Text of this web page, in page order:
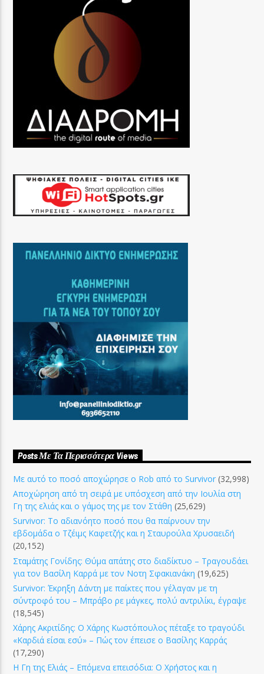
Posts Με Τα Περισσότερα Views
Με αυτό το ποσό αποχώρησε ο Rob από το Survivor (32,998)
Αποχώρηση από τη σειρά με υπόσχεση από την Ιουλία στη
Γη της ελιάς και ο γάμος της με τον Στάθη (25,629)
Survivor: Το αδιανόητο ποσό που θα παίρνουν την
εβδομάδα ο Τζέιμς Καφετζής και η Σταυρούλα Χρυσαειδή
(20,152)
Σταμάτης Γονίδης: Θύμα απάτης στο διαδίκτυο – Τραγουδάει
για τον Βασίλη Καρρά με τον Νοτη Σφακιανάκη (19,625)
Survivor: Έκρηξη Δάντη με παίκτες που γέλαγαν με τη
σύντροφό του – Μπράβο ρε μάγκες, πολύ αντριλίκι, έγραψε
(18,545)
Χάρης Ακριτίδης: Ο Χάρης Κωστόπουλος πέταξε το τραγούδι
«Καρδιά είσαι εσύ» – Πώς τον έπεισε ο Βασίλης Καρράς
(17,290)
Η Γη της Ελιάς – Επόμενα επεισόδια: Ο Χρήστος και η